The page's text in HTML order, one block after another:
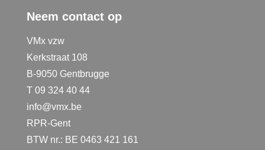
Neem contact op
VMx vzw
Kerkstraat 108
B-9050 Gentbrugge
T 09 324 40 44
info@vmx.be
RPR-Gent
BTW nr.: BE 0463 421 161